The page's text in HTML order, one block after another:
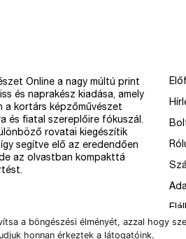
a böngészési élményét, azzal hogy
honnan érkeztek a látogatóink.
Online a nagy múltú print
és naprakész kiadása, amely
a kortárs képzőművészet
és fiatal szereplőire fókuszál.
rovatai kiegészítik
segítve elő az eredendően
az olvastban kompakttá